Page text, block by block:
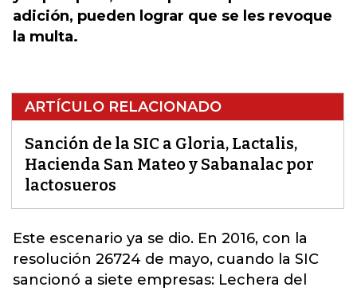
adición, pueden lograr que se les revoque
la multa.
ARTÍCULO RELACIONADO
Sanción de la SIC a Gloria, Lactalis,
Hacienda San Mateo y Sabanalac por
lactosueros
Este escenario ya se dio. En 2016, con la
resolución 26724 de mayo, cuando la SIC
sancionó a siete empresas: Lechera del